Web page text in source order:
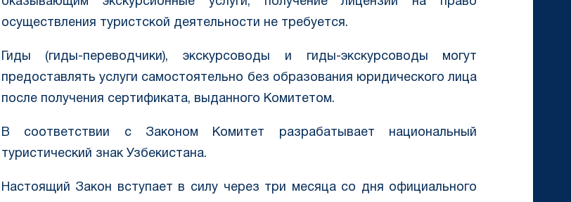
осуществления туристской деятельности не требуется.
Гиды (гиды-переводчики), экскурсоводы и гиды-экскурсоводы могут
предоставлять услуги самостоятельно без образования юридического лица
после получения сертификата, выданного Комитетом.
В соответствии с Законом Комитет разрабатывает национальный
туристический знак Узбекистана.
Настоящий Закон вступает в силу через три месяца со дня официального